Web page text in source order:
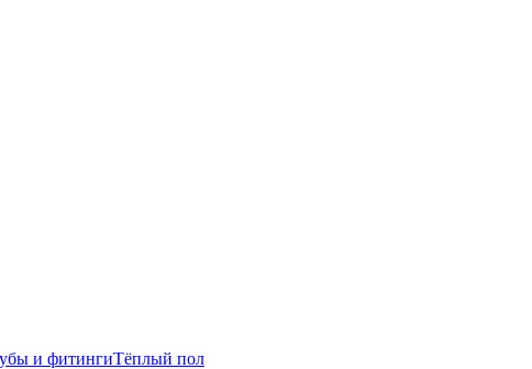
и фитингиТёплый пол